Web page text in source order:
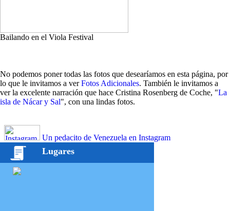
Bailando en el Viola Festival
No podemos poner todas las fotos que desearíamos en esta página, por
lo que le invitamos a verFotos Adicionales. También le invitamos a
ver la excelente narración que hace Cristina Rosenberg de Coche, "La
isla de Nácar y Sal", con una lindas fotos.
Un pedacito de Venezuela en Instagram
Lugares